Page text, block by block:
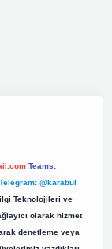
Teams:
Telegram: @karabul
Teknolojileri ve
olarak hizmet
denetleme veya